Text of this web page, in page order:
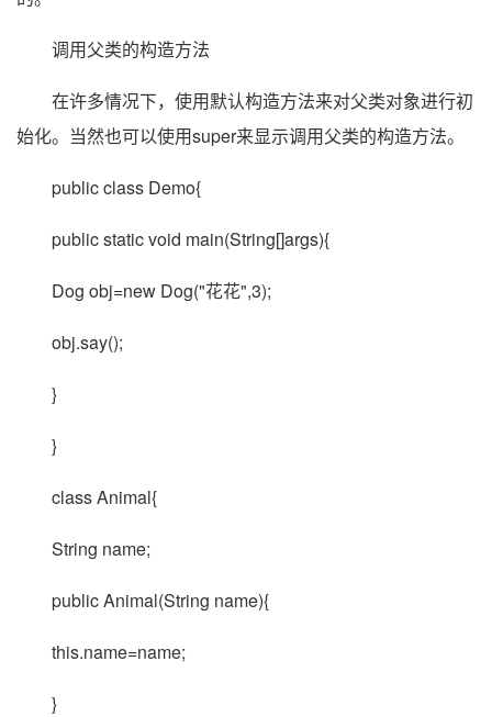
调用父类的构造方法
在许多情况下，使用默认构造方法来对父类对象进行初
始化。当然也可以使用super来显示调用父类的构造方法。
public class Demo{
public static void main(String[]args){
Dog obj=new Dog("花花",3);
obj.say();
}
}
class Animal{
String name;
public Animal(String name){
this.name=name;
}